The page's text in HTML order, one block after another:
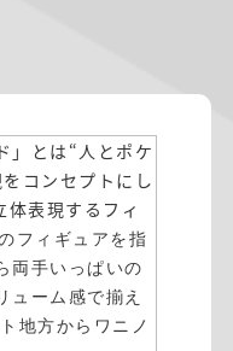
」とは“人とポケ
コンセプトにし
表現するフィ
フィギュアを指
両手いっぱいの
ューム感で揃え
地方からワニノ